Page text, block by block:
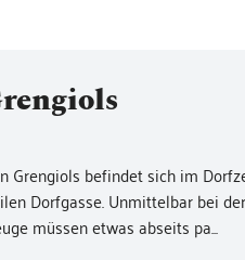
Grengiols befindet sich im
Dorfgasse. Unmittelbar bei
müssen etwas abseits pa...